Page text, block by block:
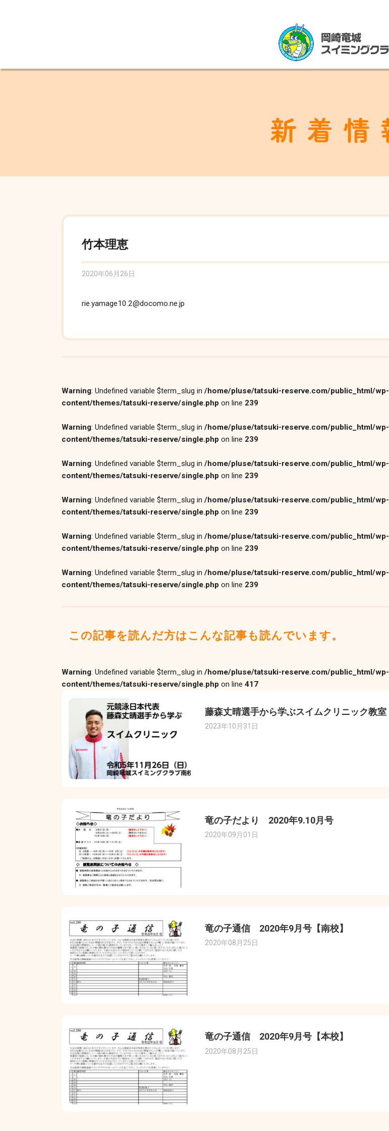
竹本理恵
2020年06月26日
rie.yamage10.2@docomo.ne.jp
Warning: Undefined variable $term_slug in /home/pluse/tatsuki-reserve.com/public_html/wp-
content/themes/tatsuki-reserve/single.php on line 239
Warning: Undefined variable $term_slug in /home/pluse/tatsuki-reserve.com/public_html/wp-
content/themes/tatsuki-reserve/single.php on line 239
Warning: Undefined variable $term_slug in /home/pluse/tatsuki-reserve.com/public_html/wp-
content/themes/tatsuki-reserve/single.php on line 239
Warning: Undefined variable $term_slug in /home/pluse/tatsuki-reserve.com/public_html/wp-
content/themes/tatsuki-reserve/single.php on line 239
Warning: Undefined variable $term_slug in /home/pluse/tatsuki-reserve.com/public_html/wp-
content/themes/tatsuki-reserve/single.php on line 239
Warning: Undefined variable $term_slug in /home/pluse/tatsuki-reserve.com/public_html/wp-
content/themes/tatsuki-reserve/single.php on line 239
この記事を読んだ方はこんな記事も読んでいます。
Warning: Undefined variable $term_slug in /home/pluse/tatsuki-reserve.com/public_html/wp-
content/themes/tatsuki-reserve/single.php on line 417
藤森丈晴選手から学ぶスイムクリニック教室
2023年10月31日
竜の子だより 2020年9.10月号
2020年09月01日
竜の子通信 2020年9月号【南校】
2020年08月25日
竜の子通信 2020年9月号【本校】
2020年08月25日